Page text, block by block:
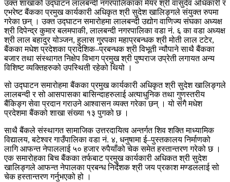
उक्त शाखाको उद्घाटन लालबन्दी नगरपालिकाका मेयर श्री वासुदेव अधिकारी र
एभरेष्ट बैंकका प्रमुख कार्यकारी अधिकृत श्री सुदेश खालिङ्गले संयुक्त रुपमा
गरेका छन् । उक्त उद्घाटन समारोहमा लालबन्दी उद्योग वाणिज्य संघका अध्यक्ष
श्री दिपेन्द्र कुमार बलमपाकी, लालबन्दी नगरपालिका वडा नं. ६ का वडा अध्यक्ष
श्री लाल बहादुर योञ्जन, हुलास गु्रपका महाप्रबन्धक श्री मोती लाल टटेर,
बैंकका मधेश प्रदेशका प्रादेशिक–प्रबन्धक श्री विभूती न्यौपाने साथै बैंकका
बजार तथा संस्थागत निक्षेप विभाग प्रमुख श्री पुष्पराज उप्रेती लगायत अन्य
विशिष्ट व्यक्तिहरुको उपस्थिती रहेको थियो ।
सो उद्घाटन समारोहमा बैंकका प्रमुख कार्यकारी अधिकृत श्री सुदेश खालिङ्गले
लालबन्दी र सो आसपासका बासिन्दाहरुलाई अत्याधुनिक तथा गुणस्तरीय
बैंकिङ्ग सेवा प्रदान गराउने आश्वासन व्यक्त गरेका छन् । यो संगै मधेश
प्रदेशमा बैंकको शाखा संख्या १३ पुगको छ ।
साथै बैंकले संस्थागत सामाजिक उत्तरदायित्व अन्तर्गत शिव शक्ति माध्यामिक
विद्यालय, बटेश्वर गाउँपालिका वडा नं. ४, धनुषामा ई–पुस्तकालय निर्माणको
लागि आफन्त नेपाललाई ५० हजार रुपैयाँको चेक समेत हस्तान्तरण गरेको छ ।
एक समारोहका बिच बैंकका तर्फबाट प्रमुख कार्यकारी अधिकत श्री सुदेश
खालिङ्गले आफन्त नेपालका प्रबन्ध निर्देशक श्री जय प्रकाश मण्डललाई सो
चेक हस्तान्तरण गर्नुभएको हो ।